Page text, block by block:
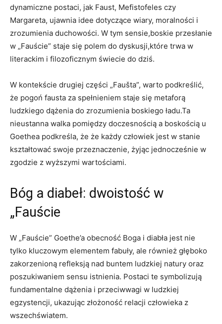
dynamiczne postaci, jak Faust, Mefistofeles czy
Margareta, ujawnia idee dotyczące wiary, moralności i
zrozumienia duchowości. W tym sensie,boskie przesłanie
w „Fauście” staje się polem do dyskusji,które trwa w
literackim i filozoficznym świecie do dziś.
W kontekście drugiej części „Faušta”, warto podkreślić,
że pogoń fausta za spełnieniem staje się metaforą
ludzkiego dążenia do zrozumienia boskiego ładu.Ta
nieustanna walka pomiędzy doczesnością a boskością u
Goethea podkreśla, że że każdy człowiek jest w stanie
kształtować swoje przeznaczenie, żyjąc jednocześnie w
zgodzie z wyższymi wartościami.
Bóg a diabeł: dwoistość w
„Fauście
W „Fauście” Goethe’a obecność Boga i diabła jest nie
tylko kluczowym elementem fabuły, ale również głęboko
zakorzenioną refleksją nad buntem ludzkiej natury oraz
poszukiwaniem sensu istnienia. Postaci te symbolizują
fundamentalne dążenia i przeciwwagi w ludzkiej
egzystencji, ukazując złożoność relacji człowieka z
wszechświatem.